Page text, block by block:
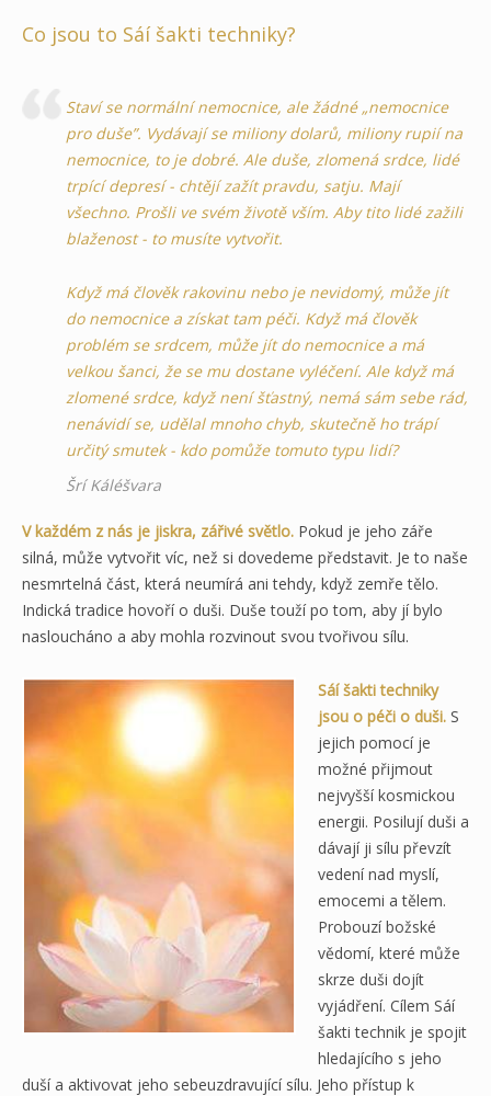
Co jsou to Sáí šakti techniky?
Staví se normální nemocnice, ale žádné „nemocnice
pro duše”. Vydávají se miliony dolarů, miliony rupií na
nemocnice, to je dobré. Ale duše, zlomená srdce, lidé
trpící depresí - chtějí zažít pravdu, satju. Mají
všechno. Prošli ve svém životě vším. Aby tito lidé zažili
blaženost - to musíte vytvořit.
Když má člověk rakovinu nebo je nevidomý, může jít
do nemocnice a získat tam péči. Když má člověk
problém se srdcem, může jít do nemocnice a má
velkou šanci, že se mu dostane vyléčení. Ale když má
zlomené srdce, když není šťastný, nemá sám sebe rád,
nenávidí se, udělal mnoho chyb, skutečně ho trápí
určitý smutek - kdo pomůže tomuto typu lidí?
Šrí Káléšvara
V každém z nás je jiskra, zářivé světlo. Pokud je jeho záře
silná, může vytvořit víc, než si dovedeme představit. Je to naše
nesmrtelná část, která neumírá ani tehdy, když zemře tělo.
Indická tradice hovoří o duši. Duše touží po tom, aby jí bylo
nasloucháno a aby mohla rozvinout svou tvořivou sílu.
Sáí šakti techniky
jsou o péči o duši. S
jejich pomocí je
možné přijmout
nejvyšší kosmickou
energii. Posilují duši a
dávají ji sílu převzít
vedení nad myslí,
emocemi a tělem.
Probouzí božské
vědomí, které může
skrze duši dojít
vyjádření. Cílem Sáí
šakti technik je spojit
hledajícího s jeho
duší a aktivovat jeho sebeuzdravující sílu. Jeho přístup k